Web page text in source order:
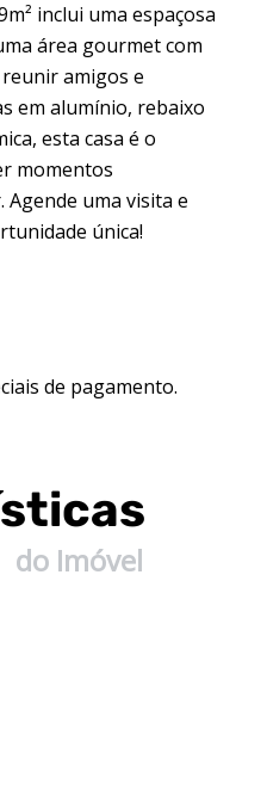
inclui uma espaçosa
área gourmet com
amigos e
em alumínio, rebaixo
esta casa é o
momentos
Agende uma visita e
única!
de pagamento.
do Imóvel